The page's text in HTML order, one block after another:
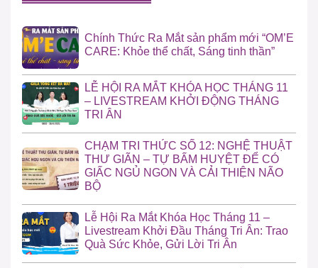
Chính Thức Ra Mắt sản phẩm mới “OM’E
CARE: Khỏe thể chất, Sáng tinh thần”
LỄ HỘI RA MẮT KHÓA HỌC THÁNG 11
– LIVESTREAM KHỞI ĐỘNG THÁNG
TRI ÂN
CHẠM TRI THỨC SỐ 12: NGHỆ THUẬT
THƯ GIÃN – TỰ BẤM HUYỆT ĐỂ CÓ
GIẤC NGỦ NGON VÀ CẢI THIỆN NÃO
BỘ
Lễ Hội Ra Mắt Khóa Học Tháng 11 –
Livestream Khởi Đầu Tháng Tri Ân: Trao
Quà Sức Khỏe, Gửi Lời Tri Ân